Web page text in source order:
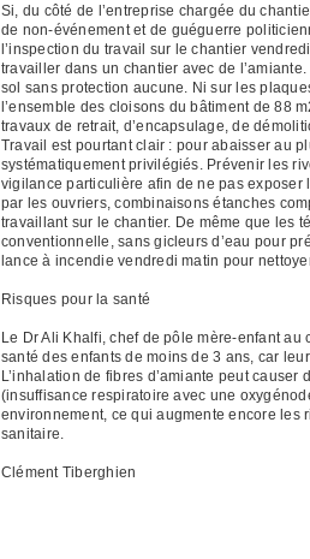
Si, du côté de l’entreprise chargée du
de non-événement et de guéguerre
l’inspection du travail sur le chantier
travailler dans un chantier avec de
sol sans protection aucune. Ni sur les
l’ensemble des cloisons du bâtiment de 88
travaux de retrait, d’encapsulage, de
Travail est pourtant clair : pour abaisser au
systématiquement privilégiés. Prévenir les
vigilance particulière afin de ne pas exposer
par les ouvriers, combinaisons étanches
travaillant sur le chantier. De même que les
conventionnelle, sans gicleurs d’eau pour
lance à incendie vendredi matin pour
Risques pour la santé
Le Dr Ali Khalfi, chef de pôle mère-enfant
santé des enfants de moins de 3 ans, car
L’inhalation de fibres d’amiante peut
(insuffisance respiratoire avec une
environnement, ce qui augmente encore les
sanitaire.
Clément Tiberghien